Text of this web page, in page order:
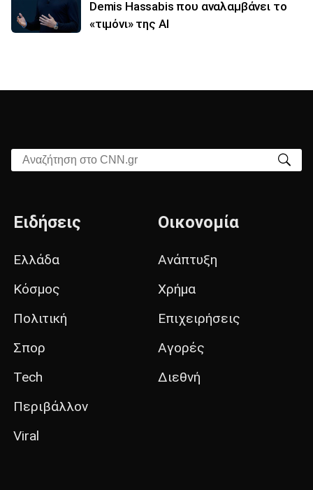
Demis Hassabis που αναλαμβάνει το
«τιμόνι» της ΑΙ
Αναζήτηση στο CNN.gr
Ειδήσεις
Ελλάδα
Κόσμος
Πολιτική
Σπορ
Tech
Περιβάλλον
Viral
Οικονομία
Ανάπτυξη
Χρήμα
Επιχειρήσεις
Αγορές
Διεθνή